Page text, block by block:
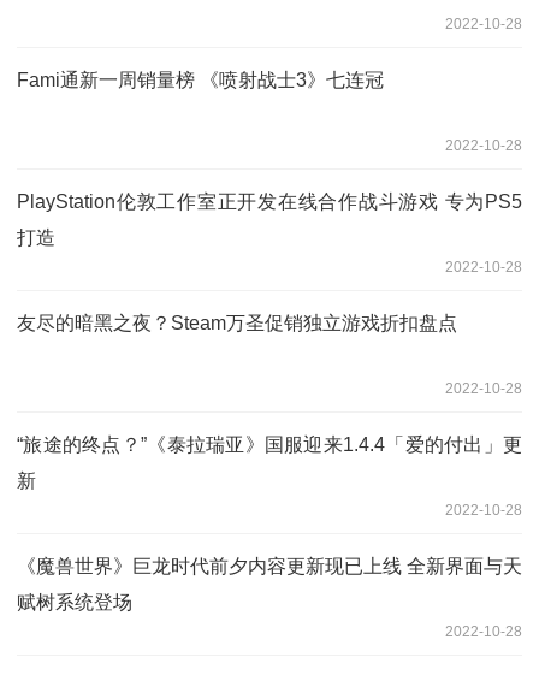
2022-10-28
Fami通新一周销量榜 《喷射战士3》七连冠
2022-10-28
PlayStation伦敦工作室正开发在线合作战斗游戏 专为PS5
打造
2022-10-28
友尽的暗黑之夜？Steam万圣促销独立游戏折扣盘点
2022-10-28
“旅途的终点？”《泰拉瑞亚》国服迎来1.4.4「爱的付出」更
新
2022-10-28
《魔兽世界》巨龙时代前夕内容更新现已上线 全新界面与天
赋树系统登场
2022-10-28